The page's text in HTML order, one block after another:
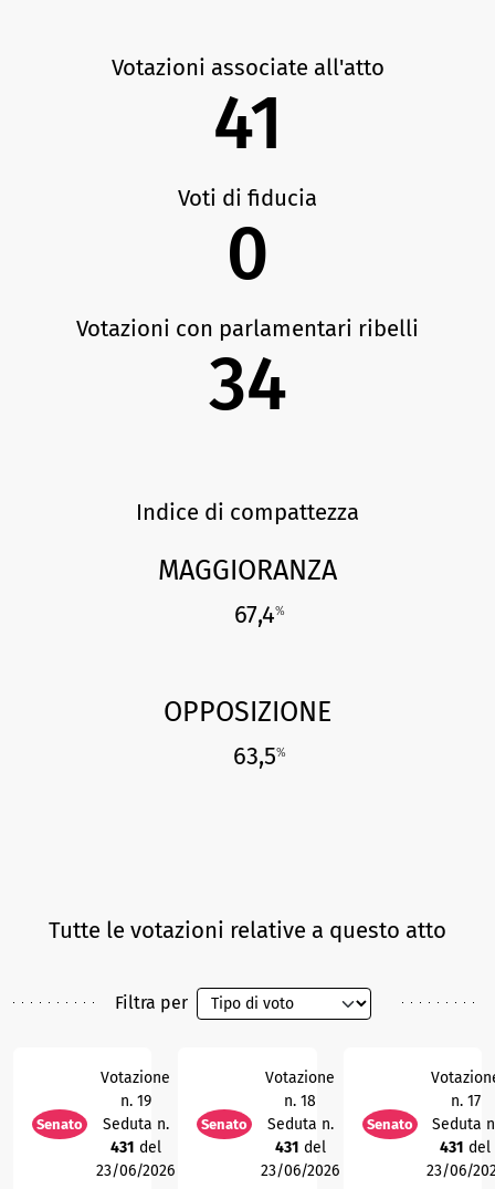
Votazioni associate all'atto
41
Voti di fiducia
0
Votazioni con parlamentari ribelli
34
Indice di compattezza
MAGGIORANZA
67,4%
OPPOSIZIONE
63,5%
Tutte le votazioni relative a questo atto
Filtra per
Senato
Votazione
n. 19
Seduta n.
431 del
23/06/2026
Senato
Votazione
n. 18
Seduta n.
431 del
23/06/2026
Senato
n. 17
Seduta
431 del
23/06/